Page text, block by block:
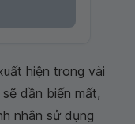
hiện trong vài
dần biến mất,
nhân sử dụng